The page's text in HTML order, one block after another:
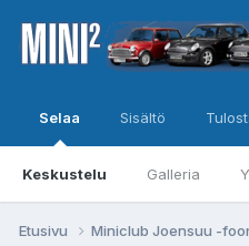
Selaa
Keskustelu Galleria
Sisältö
Etusivu Miniclub Joensuu -